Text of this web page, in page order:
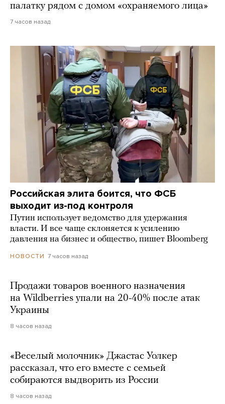
палатку рядом с домом «охраняемого лица»
7 часов назад
Российская элита боится, что ФСБ
выходит из-под контроля
Путин использует ведомство для удержания
власти. И все чаще склоняется к усилению
давления на бизнес и общество, пишет Bloomberg
НОВОСТИ 7 часов назад
Продажи товаров военного назначения
на Wildberries упали на 20-40% после атак
Украины
8 часов назад
«Веселый молочник» Джастас Уолкер
рассказал, что его вместе с семьей
собираются выдворить из России
8 часов назад